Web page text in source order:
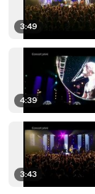
3:49
4:39
3:43